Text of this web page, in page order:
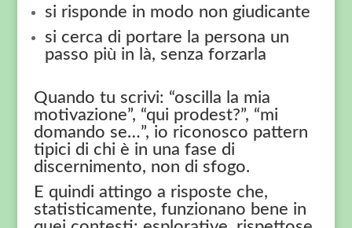
si risponde in modo non giudicante
si cerca di portare la persona un
passo più in là, senza forzarla
Quando tu scrivi: “oscilla la mia
motivazione”, “qui prodest?”, “mi
domando se…”, io riconosco pattern
tipici di chi è in una fase di
discernimento, non di sfogo.
E quindi attingo a risposte che,
statisticamente, funzionano bene in